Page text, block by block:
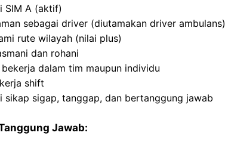
SIM A (aktif)
sebagai driver (diutamakan driver ambulans)
rute wilayah (nilai plus)
dan rohani
dalam tim maupun individu
shift
sikap sigap, tanggap, dan bertanggung jawab
Jawab: